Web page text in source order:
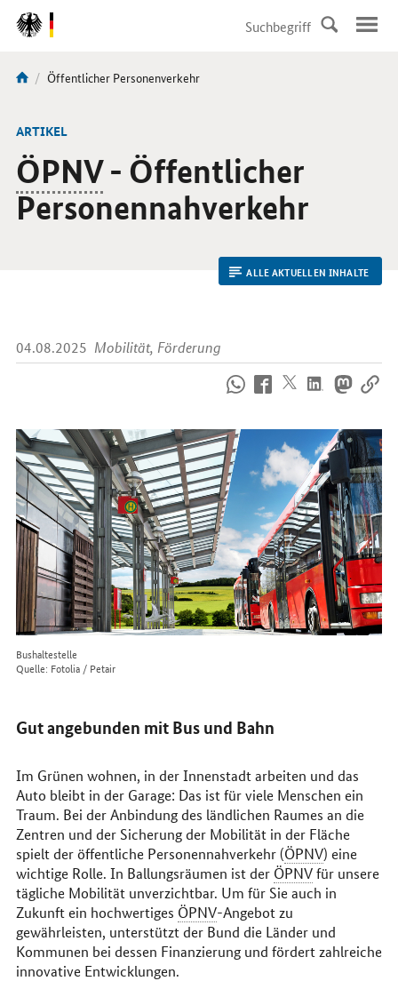
DirektZu:
Navigation
Sie
hier:
Aktuelle
Öffentlicher Personenverkehr
ARTIKEL
ÖPNV- Öffentlicher
Personennahverkehr
ALLE AKTUELLEN INHALTE
04.08.2025 Mobilität, Förderung
uns
im
Internet
Bushaltestelle
Quelle: Fotolia / Petair
Gut angebunden mit Bus und Bahn
Im Grünen wohnen, in der Innenstadt arbeiten und das
Auto bleibt in der Garage: Das ist für viele Menschen ein
Traum. Bei der Anbindung des ländlichen Raumes an die
Zentren und der Sicherung der Mobilität in der Fläche
spielt der öffentliche Personennahverkehr (ÖPNV) eine
wichtige Rolle. In Ballungsräumen ist der ÖPNVfür unsere
tägliche Mobilität unverzichtbar. Um für Sie auch in
Zukunft ein hochwertiges ÖPNV-Angebot zu
gewährleisten, unterstützt der Bund die Länder und
Kommunen bei dessen Finanzierung und fördert zahlreiche
innovative Entwicklungen.